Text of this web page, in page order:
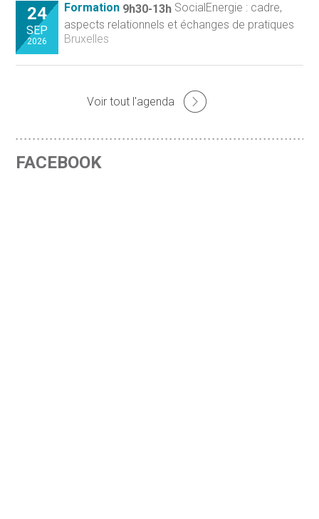
24
SEP
2026
Formation 9h30-13h SocialEnergie : cadre,
aspects relationnels et échanges de pratiques
Bruxelles
Voir tout l'agenda
FACEBOOK